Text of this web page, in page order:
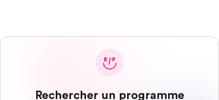
Rechercher un programme